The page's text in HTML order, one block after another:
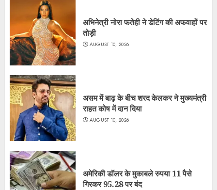
अभिनेत्री नोरा फतेही ने डेटिंग की अफवाहों पर
तोड़ी
AUGUST 10, 2026
असम में बाढ़ के बीच शरद केलकर ने मुख्यमंत्री
राहत कोष में दान दिया
AUGUST 10, 2026
अमेरिकी डॉलर के मुकाबले रुपया 11 पैसे
गिरकर 95.28 पर बंद